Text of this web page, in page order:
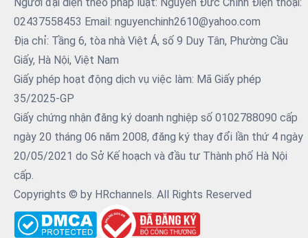
02437558453 Email: nguyenchinh2610@yahoo.com
Địa chỉ: Tầng 6, tòa nhà Việt Á, số 9 Duy Tân, Phường Cầu
Giấy, Hà Nội, Việt Nam
Giấy phép hoạt động dịch vụ việc làm: Mã Giấy phép
35/2025-GP
Giấy chứng nhận đăng ký doanh nghiệp số 0102788090 cấp
ngày 20 tháng 06 năm 2008, đăng ký thay đổi lần thứ 4 ngày
20/05/2021 do Sở Kế hoạch và đầu tư Thành phố Hà Nội
cấp.
Copyrights © by HRchannels. All Rights Reserved